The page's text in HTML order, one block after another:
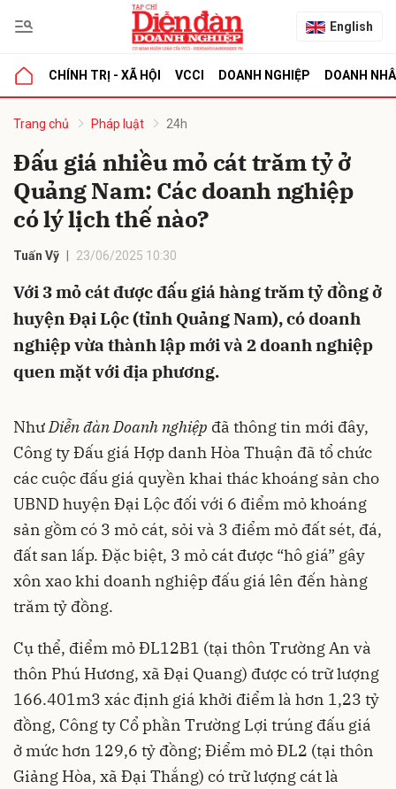
English
CHÍNH TRỊ - XÃ HỘI VCCI DOANH NGHIỆP DOANH
Trang chủ Pháp luật 24h
Đấu giá nhiều mỏ cát trăm tỷ ở
Quảng Nam: Các doanh nghiệp
có lý lịch thế nào?
Tuấn Vỹ 23/06/2025 10:30
Với 3 mỏ cát được đấu giá hàng trăm tỷ đồng ở
huyện Đại Lộc (tỉnh Quảng Nam), có doanh
nghiệp vừa thành lập mới và 2 doanh nghiệp
quen mặt với địa phương.
NhưDiễn đàn Doanh nghiệp đã thông tin mới đây,
Công ty Đấu giá Hợp danh Hòa Thuận đã tổ chức
các cuộc đấu giá quyền khai thác khoáng sản cho
UBND huyện Đại Lộc đối với 6 điểm mỏ khoáng
sản gồm có 3 mỏ cát, sỏi và 3 điểm mỏ đất sét, đá,
đất san lấp. Đặc biệt, 3 mỏ cát được “hô giá” gây
xôn xao khi doanh nghiệp đấu giá lên đến hàng
trăm tỷ đồng.
Cụ thể, điểm mỏ ĐL12B1 (tại thôn Trường An và
thôn Phú Hương, xã Đại Quang) được có trữ lượng
166.401m3 xác định giá khởi điểm là hơn 1,23 tỷ
đồng, Công ty Cổ phần Trường Lợi trúng đấu giá
ở mức hơn 129,6 tỷ đồng; Điểm mỏ ĐL2 (tại thôn
Giảng Hòa, xã Đại Thắng) có trữ lượng cát là
luận
Hủy